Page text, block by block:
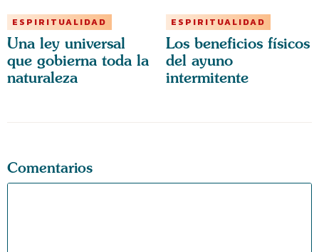
ESPIRITUALIDAD
Una ley universal
que gobierna toda la
naturaleza
ESPIRITUALIDAD
Los beneficios físicos
del ayuno
intermitente
Comentarios